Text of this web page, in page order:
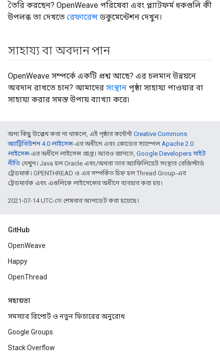
তৈরি করছেন? OpenWeave পরিষেবা এবং প্ল্যাটফর্ম হুকগুলি কী
উপলব্ধ তা দেখতে রেফারেন্স ডকুমেন্টেশন দেখুন।
সাহায্য বা অবদান পান
OpenWeave সম্পর্কে একটি প্রশ্ন আছে? এর চলমান উন্নয়নে
অবদান রাখতে চান? আমাদের সংস্থান পৃষ্ঠা সাহায্য পাওয়ার বা
সাহায্য করার সমস্ত উপায় ব্যাখ্যা করে৷
অন্য কিছু উল্লেখ করা না থাকলে, এই পৃষ্ঠার কন্টেন্ট Creative Commons
অ্যাট্রিবিউশন 4.0 লাইসেন্স-এর অধীনে এবং কোডের স্যাম্পেলApache 2.0
লাইসেন্স-এর অধীনে লাইসেন্স প্রাপ্ত। আরও জানতে, Google Developers সাইট
নীতি দেখুন। Java হল Oracle এবং/অথবা তার অ্যাফিলিয়েট সংস্থার রেজিস্টার্ড
ট্রেডমার্ক। OPENTHREAD ও এর সম্পর্কিত চিহ্ন হল Thread Group-এর
ট্রেডমার্রক এবং এগুলিকে লাইসেন্সের অধীনে ব্যবহার করা হয়।
2021-07-14 UTC-তে শেষবার আপডেট করা হয়েছে।
GitHub
OpenWeave
Happy
OpenThread
সহায়তা
সমস্যার রিপোর্ট ও নতুন ফিচারের অনুরোধ
Google Groups
Stack Overflow